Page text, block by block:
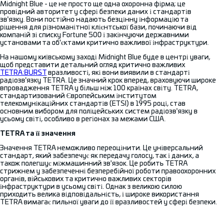
Midnight Blue - це не просто ще одна охоронна фірма; це
провідний авторитет у сфері безпеки даних і стандартів
зв'язку. Вони постійно надають безцінну інформацію та
рішення для різноманітної клієнтської бази, починаючи від
компаній зі списку Fortune 500 і закінчуючи державними
установами та об'єктами критично важливої інфраструктури.
На нашому київському заході Midnight Blue буде в центрі уваги,
щоб представити детальний огляд критично важливих
TETRA:BURST вразливості, які вони виявили в стандарті
радіозв'язку TETRA. Це значний крок вперед, враховуючи широке
впровадження TETRA у більш ніж 100 країнах світу. TETRA,
стандартизований Європейським інститутом
телекомунікаційних стандартів (ETSI) в 1995 році, став
основним вибором для поліцейських систем радіозв'язку в
усьому світі, особливо в регіонах за межами США.
TETRA та її значення
Значення TETRA неможливо переоцінити. Це універсальний
стандарт, який забезпечує як передачу голосу, так і даних, а
також полегшує міжмашинний зв'язок. Це робить TETRA
стрижнем у забезпеченні безперебійної роботи правоохоронних
органів, військових та критично важливих секторів
інфраструктури в усьому світі. Однак з великою силою
приходить велика відповідальність, і широке використання
TETRA вимагає пильної уваги до її вразливостей у сфері безпеки.